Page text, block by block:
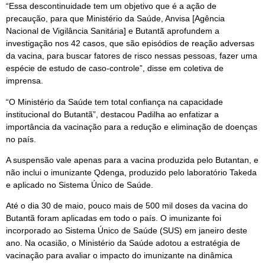
“Essa descontinuidade tem um objetivo que é a ação de
precaução, para que Ministério da Saúde, Anvisa [Agência
Nacional de Vigilância Sanitária] e Butantã aprofundem a
investigação nos 42 casos, que são episódios de reação adversas
da vacina, para buscar fatores de risco nessas pessoas, fazer uma
espécie de estudo de caso-controle”, disse em coletiva de
imprensa.
“O Ministério da Saúde tem total confiança na capacidade
institucional do Butantã”, destacou Padilha ao enfatizar a
importância da vacinação para a redução e eliminação de doenças
no país.
A suspensão vale apenas para a vacina produzida pelo Butantan, e
não inclui o imunizante Qdenga, produzido pelo laboratório Takeda
e aplicado no Sistema Único de Saúde.
Até o dia 30 de maio, pouco mais de 500 mil doses da vacina do
Butantã foram aplicadas em todo o país. O imunizante foi
incorporado ao Sistema Único de Saúde (SUS) em janeiro deste
ano. Na ocasião, o Ministério da Saúde adotou a estratégia de
vacinação para avaliar o impacto do imunizante na dinâmica